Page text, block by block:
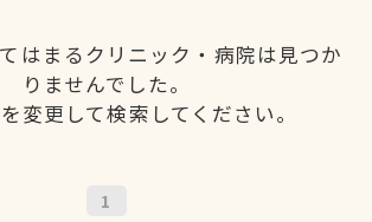
はまるクリニック・病院は見つか
りませんでした。
変更して検索してください。
1